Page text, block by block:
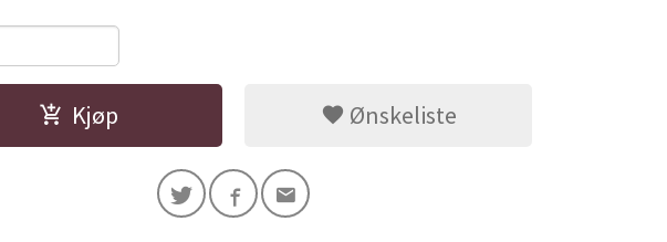
Kjøp Ønskeliste